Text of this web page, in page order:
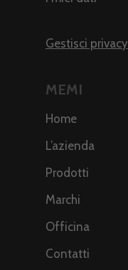
Gestisci privacy
MEMI
Home
L’azienda
Prodotti
Marchi
Officina
Contatti